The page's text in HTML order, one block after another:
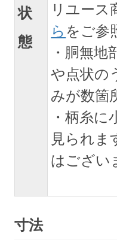
状
態
リユース
ら をご参
・胴無地
や点状の
みが数箇
・柄糸に
見られま
はござい
寸法